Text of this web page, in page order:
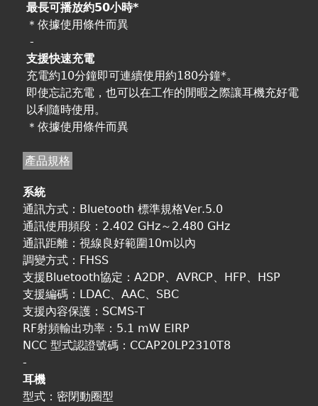
最長可播放約50小時*
＊依據使用條件而異
-
支援快速充電
充電約10分鐘即可連續使用約180分鐘*。
即使忘記充電，也可以在工作的閒暇之際讓耳機充好電
以利隨時使用。
＊依據使用條件而異
產品規格
系統
通訊方式：Bluetooth 標準規格Ver.5.0
通訊使用頻段：2.402 GHz～2.480 GHz
通訊距離：視線良好範圍10m以內
調變方式：FHSS
支援Bluetooth協定：A2DP、AVRCP、HFP、HSP
支援編碼：LDAC、AAC、SBC
支援內容保護：SCMS-T
RF射頻輸出功率：5.1 mW EIRP
NCC 型式認證號碼：CCAP20LP2310T8
-
耳機
型式：密閉動圈型